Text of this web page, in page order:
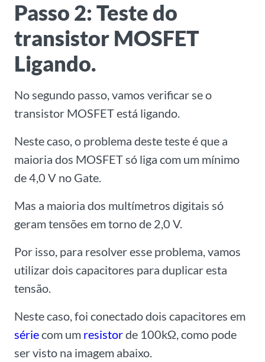
Passo 2: Teste do
transistor MOSFET
Ligando.
No segundo passo, vamos verificar se o
transistor MOSFET está ligando.
Neste caso, o problema deste teste é que a
maioria dos MOSFET só liga com um mínimo
de 4,0 V no Gate.
Mas a maioria dos multímetros digitais só
geram tensões em torno de 2,0 V.
Por isso, para resolver esse problema, vamos
utilizar dois capacitores para duplicar esta
tensão.
Neste caso, foi conectado dois capacitores em
sériecom um resistorde 100kΩ, como pode
ser visto na imagem abaixo.